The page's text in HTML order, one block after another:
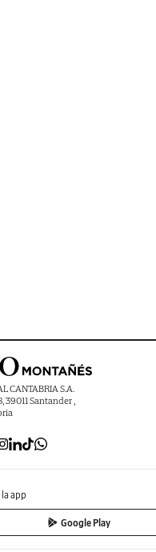
CANTABRIA S.A.
39011 Santander ,
la app
Google Play